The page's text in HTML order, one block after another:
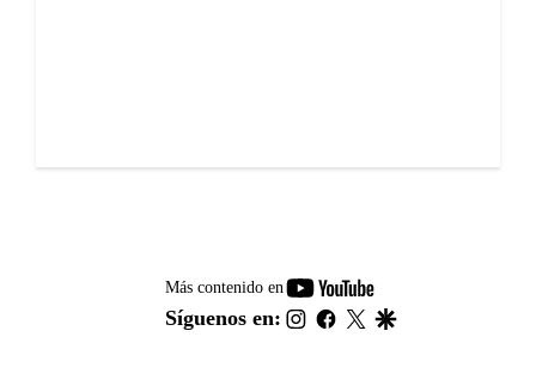
Más contenido en
youtube-
footer
Síguenos en: instagram
facebook
twitter